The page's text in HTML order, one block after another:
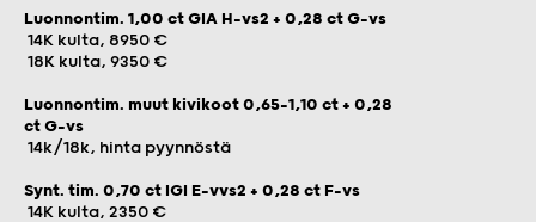
Luonnontim. 1,00 ct GIA H-vs2 + 0,28 ct G-vs
14K kulta, 8950 €
18K kulta, 9350 €
Luonnontim. muut kivikoot 0,65-1,10 ct + 0,28
ct G-vs
14k/18k, hinta pyynnöstä
Synt. tim. 0,70 ct IGI E-vvs2 + 0,28 ct F-vs
14K kulta, 2350 €